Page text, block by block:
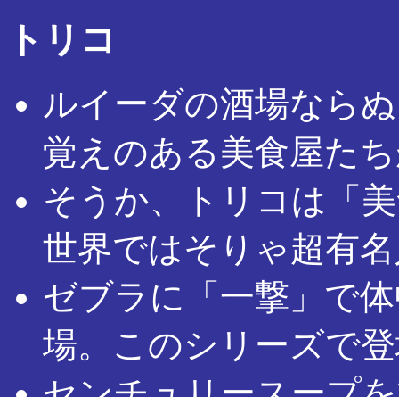
トリコ
ルイーダの酒場なら
覚えのある美食屋た
そうか、トリコは「
世界ではそりゃ超有
ゼブラに「一撃」で
場。このシリーズで